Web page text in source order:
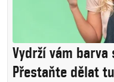
Vydrží vám
Přestaňte dělat